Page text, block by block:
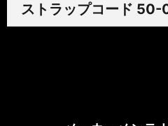
ストラップコード 50-